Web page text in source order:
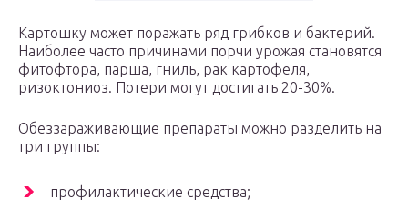
Картошку может поражать ряд грибков и бактерий.
Наиболее часто причинами порчи урожая становятся
фитофтора, парша, гниль, рак картофеля,
ризоктониоз. Потери могут достигать 20-30%.
Обеззараживающие препараты можно разделить на
три группы:
профилактические средства;